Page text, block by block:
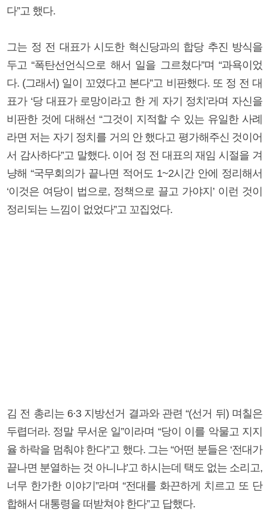
다”고 했다.
그는 정 전 대표가 시도한 혁신당과의 합당 추진 방식을
두고 “폭탄선언식으로 해서 일을 그르쳤다”며 “과욕이었
다. (그래서) 일이 꼬였다고 본다”고 비판했다. 또 정 전 대
표가 ‘당 대표가 로망이라고 한 게 자기 정치’라며 자신을
비판한 것에 대해선 “그것이 지적할 수 있는 유일한 사례
라면 저는 자기 정치를 거의 안 했다고 평가해주신 것이어
서 감사하다”고 말했다. 이어 정 전 대표의 재임 시절을 겨
냥해 “국무회의가 끝나면 적어도 1~2시간 안에 정리해서
‘이것은 여당이 법으로, 정책으로 끌고 가야지’ 이런 것이
정리되는 느낌이 없었다”고 꼬집었다.
김 전 총리는 6·3 지방선거 결과와 관련 “(선거 뒤) 며칠은
두렵더라. 정말 무서운 일”이라며 “당이 이를 악물고 지지
율 하락을 멈춰야 한다”고 했다. 그는 “어떤 분들은 ‘전대가
끝나면 분열하는 것 아니냐’고 하시는데 택도 없는 소리고,
너무 한가한 이야기”라며 “전대를 화끈하게 치르고 또 단
합해서 대통령을 떠받쳐야 한다”고 답했다.